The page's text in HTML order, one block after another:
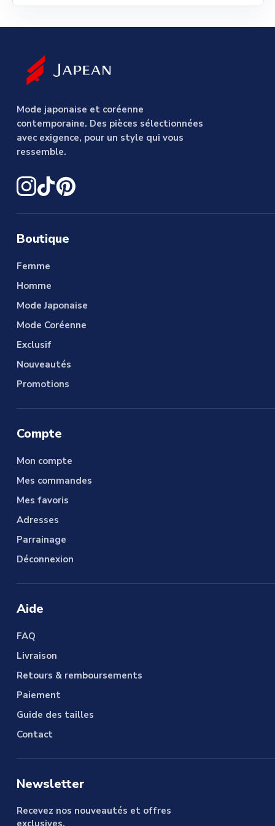
Mode japonaise et coréenne
contemporaine. Des pièces sélectionnées
avec exigence, pour un style qui vous
ressemble.
Boutique
Femme
Homme
Mode Japonaise
Mode Coréenne
Exclusif
Nouveautés
Promotions
Compte
Mon compte
Mes commandes
Mes favoris
Adresses
Parrainage
Déconnexion
Aide
FAQ
Livraison
Retours & remboursements
Paiement
Guide des tailles
Contact
Newsletter
Recevez nos nouveautés et offres
exclusives.